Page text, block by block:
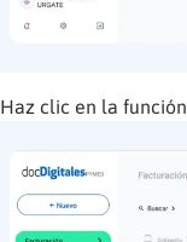
Haz clic en la función